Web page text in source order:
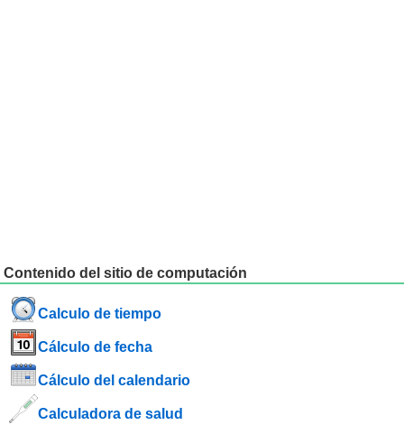
Contenido del sitio de computación
Calculo de tiempo
Cálculo de fecha
Cálculo del calendario
Calculadora de salud